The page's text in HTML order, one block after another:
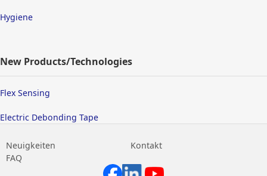
Hygiene
New Products/Technologies
Flex Sensing
Electric Debonding Tape
Neuigkeiten
Kontakt
FAQ